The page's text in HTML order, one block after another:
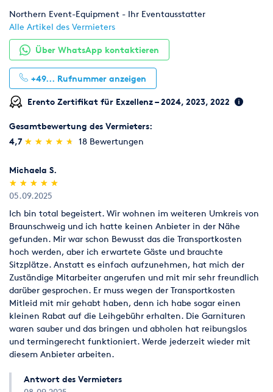
Pflanzen Toilette, WC & Dusche
Zelte & Zeltsysteme Beleuchtung
Northern Event-Equipment - Ihr Eventausstatter
Alle Artikel des Vermieters
Über WhatsApp kontaktieren
+49... Rufnummer anzeigen
Erento Zertifikat für Exzellenz – 2024, 2023, 2022
Gesamtbewertung des Vermieters:
4,7 (*)
★
★
(*) ★
★
(*) ★
★
(*) ★
★
(*) ★
★ 18 Bewertungen
Michaela S.
(*)
★
★
(*) ★
★
(*) ★
★
(*) ★
★
(*) ★
★
05.09.2025
Ich bin total begeistert. Wir wohnen im weiteren Umkreis von
Braunschweig und ich hatte keinen Anbieter in der Nähe
gefunden. Mir war schon Bewusst das die Transportkosten
hoch werden, aber ich erwartete Gäste und brauchte
Sitzplätze. Anstatt es einfach aufzunehmen, hat mich der
Zuständige Mitarbeiter angerufen und mit mir sehr freundlich
darüber gesprochen. Er muss wegen der Transportkosten
Mitleid mit mir gehabt haben, denn ich habe sogar einen
kleinen Rabat auf die Leihgebühr erhalten. Die Garnituren
waren sauber und das bringen und abholen hat reibungslos
und termingerecht funktioniert. Werde jederzeit wieder mit
diesem Anbieter arbeiten.
Antwort des Vermieters